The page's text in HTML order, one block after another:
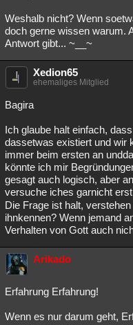
Weshalb nicht? Wenn
doch gerne wissen warum.
Antwort gibt... ~__~
Xedion65
ehemaliges Mitglied
Bagira
Ich glaube halt einfach,
dassetwas existiert und wir
immer beim ersten an
könnte ich mir
gesagt auch logisch, aber
versuche iches garnicht erst
Die Frage ist halt,
ihnkennen? Wenn jemand
Verhalten von Gott auch
Arikado
Erfahrung Erfahrung!
Wenn es nur darum geht,